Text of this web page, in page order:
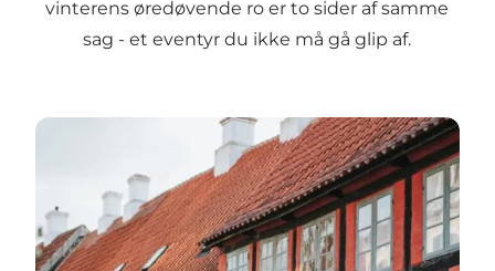
vinterens øredøvende ro er to sider af samme
sag - et eventyr du ikke må gå glip af.
Ærøskøbings historie